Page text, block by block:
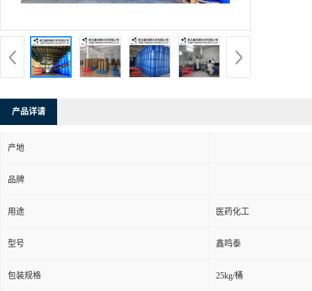
产品详请
产地
品牌
用途 医药化工
型号 鑫鸣泰
包装规格 25kg/桶